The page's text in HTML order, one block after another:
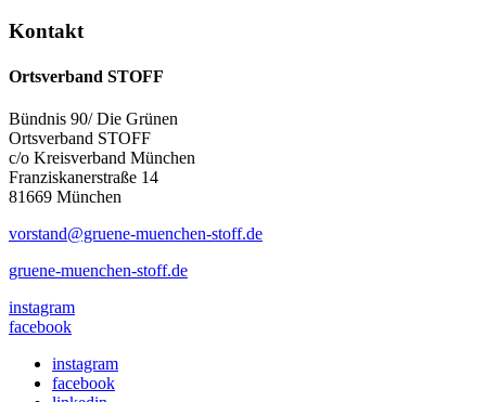
Kontakt
Ortsverband STOFF
Bündnis 90/ Die Grünen
Ortsverband STOFF
c/o Kreisverband München
Franziskanerstraße 14
81669 München
vorstand@gruene-muenchen-stoff.de
gruene-muenchen-stoff.de
instagram
facebook
instagram
facebook